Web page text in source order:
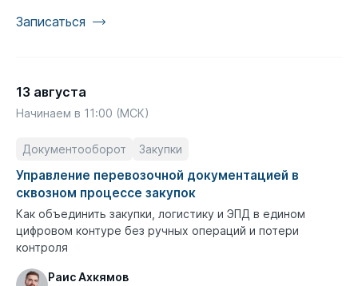
Записаться
13 августа
Начинаем в 11:00 (МСК)
Документооборот Закупки
Управление перевозочной документацией в
сквозном процессе закупок
Как объединить закупки, логистику и ЭПД в едином
цифровом контуре без ручных операций и потери
контроля
Раис Ахкямов